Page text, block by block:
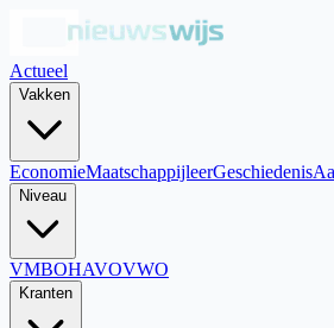
Actueel
Vakken
EconomieMaatschappijleerGeschiedenis
Niveau
VMBOHAVOVWO
Kranten